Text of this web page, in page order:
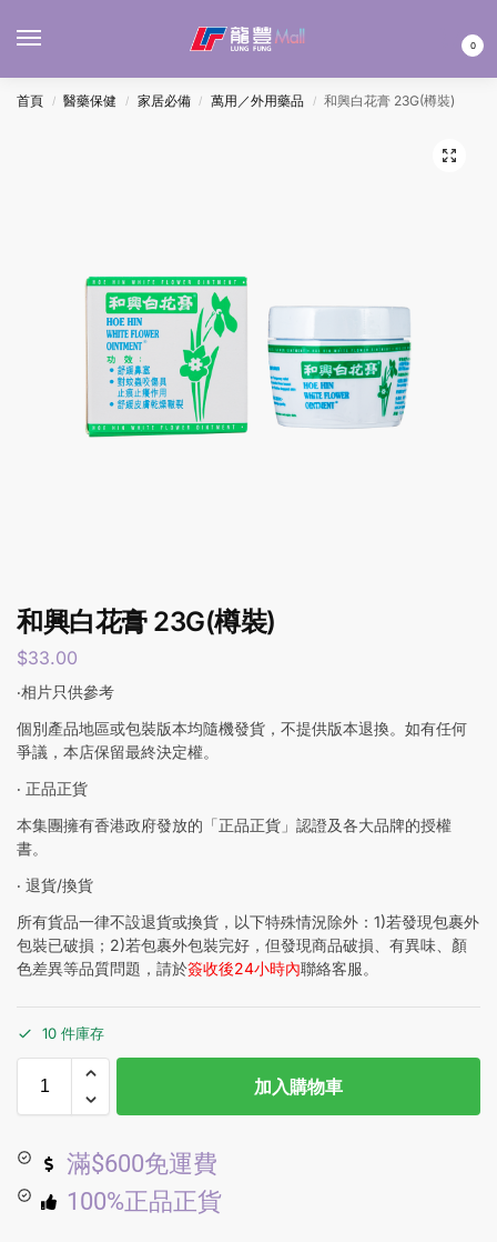
0
首頁 / 醫藥保健 / 家居必備 / 萬用／外用藥品 / 和興白花膏 23G(樽裝)
和興白花膏 23G(樽裝)
$33.00
‧相片只供參考
個別產品地區或包裝版本均隨機發貨，不提供版本退換。如有任何
爭議，本店保留最終決定權。
‧ 正品正貨
本集團擁有香港政府發放的「正品正貨」認證及各大品牌的授權
書。
‧ 退貨/換貨
所有貨品一律不設退貨或換貨，以下特殊情況除外：1)若發現包裹外
包裝已破損；2)若包裹外包裝完好，但發現商品破損、有異味、顏
色差異等品質問題，請於簽收後24小時內聯絡客服。
10 件庫存
加入購物車
滿$600免運費
100%正品正貨